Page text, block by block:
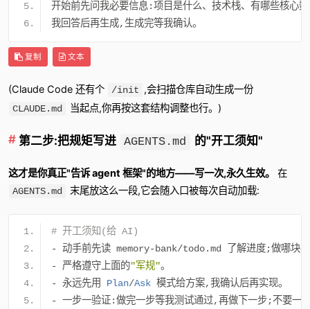
开始前先问我必要信息:项目是什么、技术栈、有哪些核心
我回答后再生成,生成完等我确认。
复制 文本
(Claude Code 还有个 /init ,会扫描仓库自动生成一份
CLAUDE.md 当起点,你再按这套结构调整也行。)
第二步:把规矩写进 AGENTS.md 的"开工须知"
这才是你真正"告诉 agent 框架"的地方——写一次,永久生效。 在
AGENTS.md 末尾放这么一段,它会随入口被每次自动加载:
# 开工须知(给 AI)
-
动手前先读 memory- bank/todo.md
了解进度;做哪块
-
严格遵守上面的"军规"。
-
永远先用 Plan/Ask 模式给方案,我确认后再实现。
-
一步一验证:做完一步等我测试通过,再做下一步;不要一